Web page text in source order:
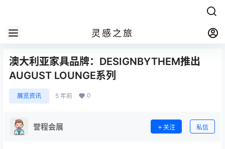
灵感之旅
澳大利亚家具品牌：DESIGNBYTHEM推出
AUGUST LOUNGE系列
展览资讯 5 年前 0
誉程会展 关注 私信